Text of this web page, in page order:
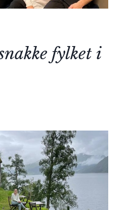
fylket i